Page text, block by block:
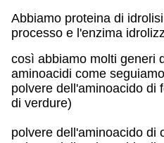
Abbiamo proteina di
processo e l'enzima
così abbiamo molti generi
aminoacidi come
polvere dell'aminoacido di
di verdure)
polvere dell'aminoacido di